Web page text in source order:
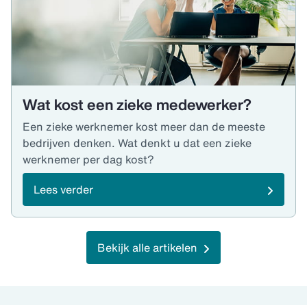
Wat kost een zieke medewerker?
Een zieke werknemer kost meer dan de meeste
bedrijven denken. Wat denkt u dat een zieke
werknemer per dag kost?
Lees verder
Bekijk alle artikelen